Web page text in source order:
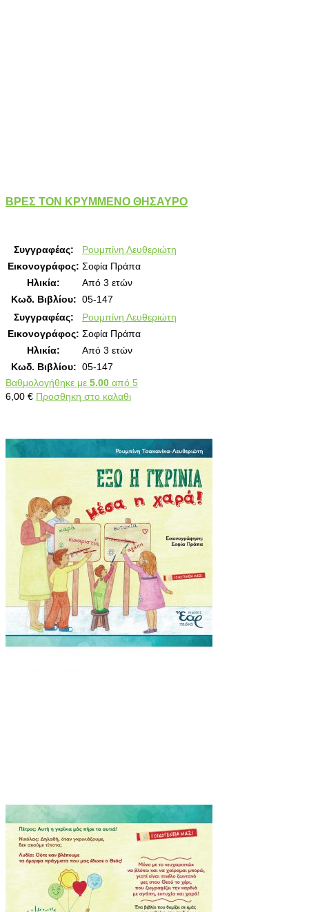
ΒΡΕΣ ΤΟΝ ΚΡΥΜΜΕΝΟ ΘΗΣΑΥΡΟ
Συγγραφέας:
Ρουμπίνη Λευθεριώτη
Εικονογράφος: Σοφία Πράπα
Ηλικία:
Από 3 ετών
Κωδ. Βιβλίου: 05-147
Συγγραφέας:
Ρουμπίνη Λευθεριώτη
Εικονογράφος: Σοφία Πράπα
Ηλικία:
Από 3 ετών
Κωδ. Βιβλίου: 05-147
Βαθμολογήθηκε με 5.00 από 5
6,00 € Προσθηκη στο καλαθι